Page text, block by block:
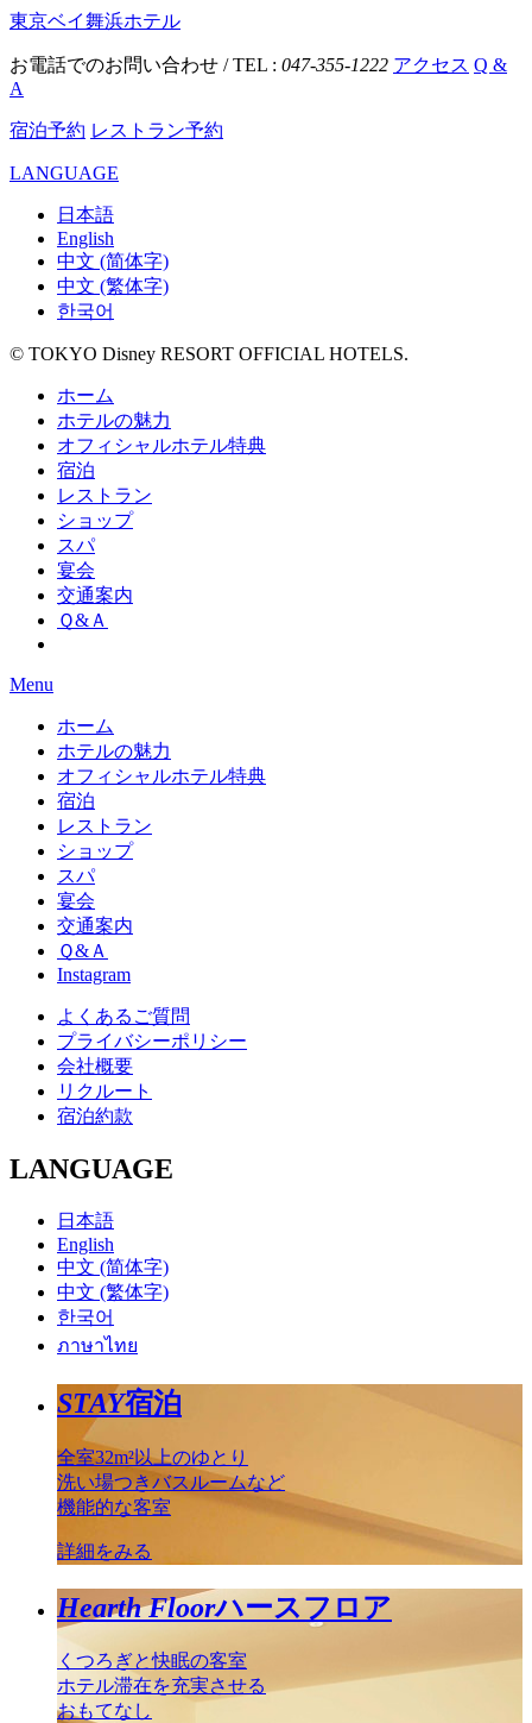
東京ベイ舞浜ホテル
お電話でのお問い合わせ / TEL : 047-355-1222 アクセス Q &
A
宿泊予約 レストラン予約
LANGUAGE
日本語
English
中文 (简体字)
中文 (繁体字)
한국어
© TOKYO Disney RESORT OFFICIAL HOTELS.
ホーム
ホテルの魅力
オフィシャルホテル特典
宿泊
レストラン
ショップ
スパ
宴会
交通案内
Ｑ&Ａ
Menu
ホーム
ホテルの魅力
オフィシャルホテル特典
宿泊
レストラン
ショップ
スパ
宴会
交通案内
Ｑ&Ａ
Instagram
よくあるご質問
プライバシーポリシー
会社概要
リクルート
宿泊約款
LANGUAGE
日本語
English
中文 (简体字)
中文 (繁体字)
한국어
ภาษาไทย
STAY宿泊
全室32m²以上のゆとり
洗い場つきバスルームなど
機能的な客室
詳細をみる
Hearth Floorハースフロア
くつろぎと快眠の客室
ホテル滞在を充実させる
おもてなし